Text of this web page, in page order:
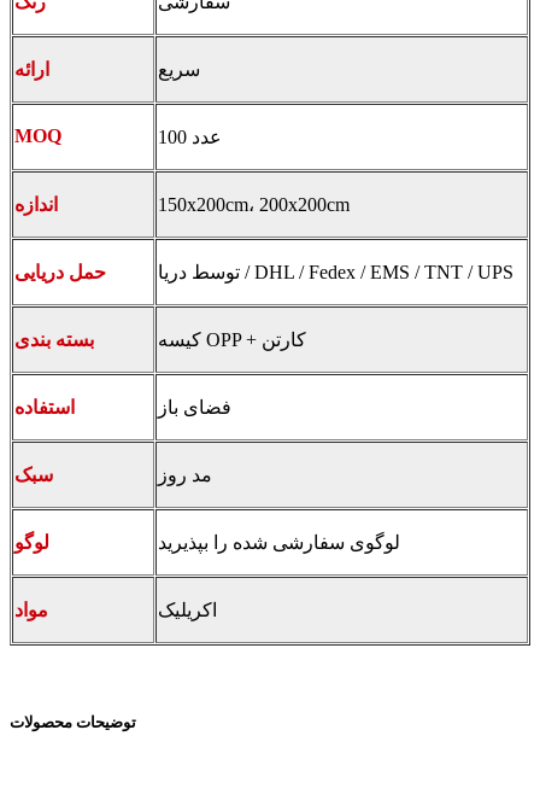
ارائه سریع
MOQ 100 عدد
اندازه 150x200cm، 200x200cm
حمل دریایی توسط دریا / DHL / Fedex / EMS / TNT / UPS
بسته بندی کیسه OPP + کارتن
استفاده فضای باز
سبک مد روز
لوگو لوگوی سفارشی شده را بپذیرید
مواد اکریلیک
توضیحات محصولات